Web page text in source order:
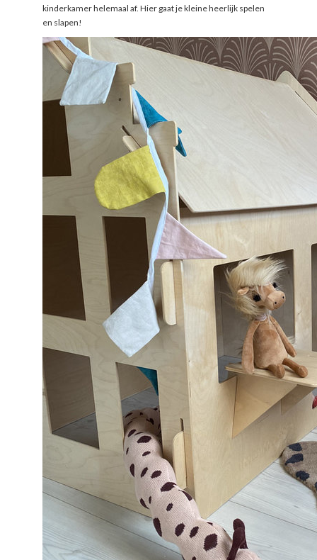
kinderkamer helemaal af. Hier gaat je kleine heerlijk spelen
en slapen!